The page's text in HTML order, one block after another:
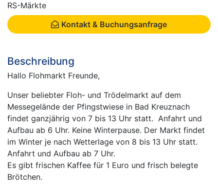
RS-Märkte
Kontakt & Buchungsanfrage
Beschreibung
Hallo Flohmarkt Freunde,
Unser beliebter Floh- und Trödelmarkt auf dem
Messegelände der Pfingstwiese in Bad Kreuznach
findet ganzjährig von 7 bis 13 Uhr statt. Anfahrt und
Aufbau ab 6 Uhr. Keine Winterpause. Der Markt findet
im Winter je nach Wetterlage von 8 bis 13 Uhr statt.
Anfahrt und Aufbau ab 7 Uhr.
Es gibt frischen Kaffee für 1 Euro und frisch belegte
Brötchen.